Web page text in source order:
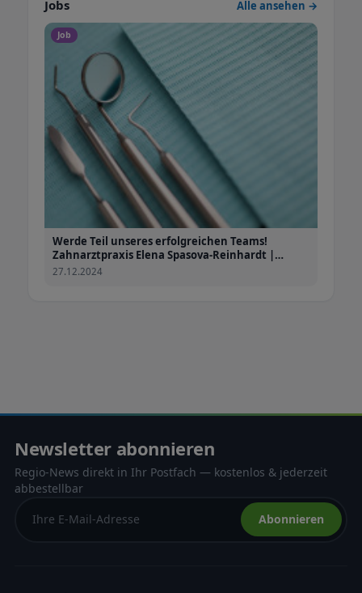
Jobs Alle ansehen →
Job
Werde Teil unseres erfolgreichen Teams!
Zahnarztpraxis Elena Spasova-Reinhardt |
Offenburg
27.12.2024
Newsletter abonnieren
Regio-News direkt in Ihr Postfach — kostenlos & jederzeit
abbestellbar
Abonnieren